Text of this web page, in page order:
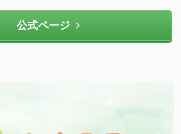
公式ページ